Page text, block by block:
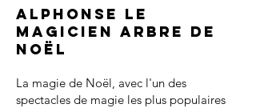
Alphonse le
magicien arbre de
noël
La magie de Noël, avec l'un des
spectacles de magie les plus populaires